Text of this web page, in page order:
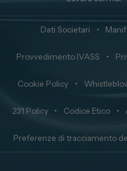
Dati Societari •
Provvedimento IVASS •
Cookie Policy •
231 Policy • Codice Etico •
Preferenze di tracciamento